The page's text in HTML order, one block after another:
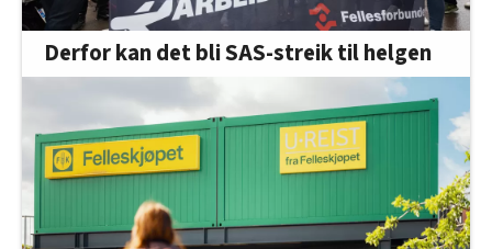
Derfor kan det bli SAS-streik til helgen